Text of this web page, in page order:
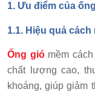
1. Ưu điểm của
1.1. Hiệu quả cách
Ống giómềm
chất lượng cao,
khoáng, giúp giảm